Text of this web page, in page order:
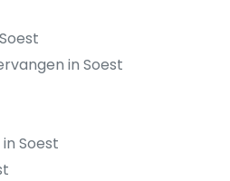
in Soest
Soest